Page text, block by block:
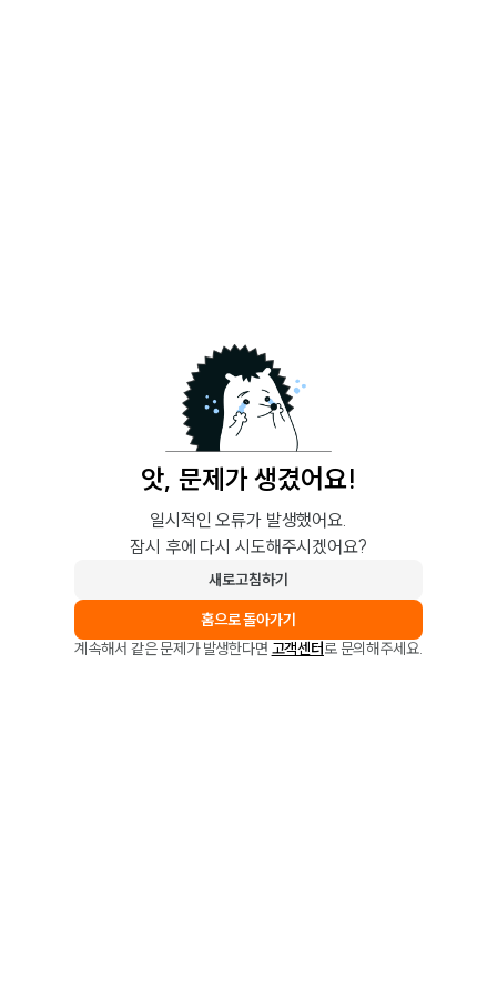
앗, 문제가 생겼어요!
일시적인 오류가 발생했어요.
잠시 후에 다시 시도해주시겠어요?
새로고침하기
홈으로 돌아가기
계속해서 같은 문제가 발생한다면 고객센터로 문의해주세요.